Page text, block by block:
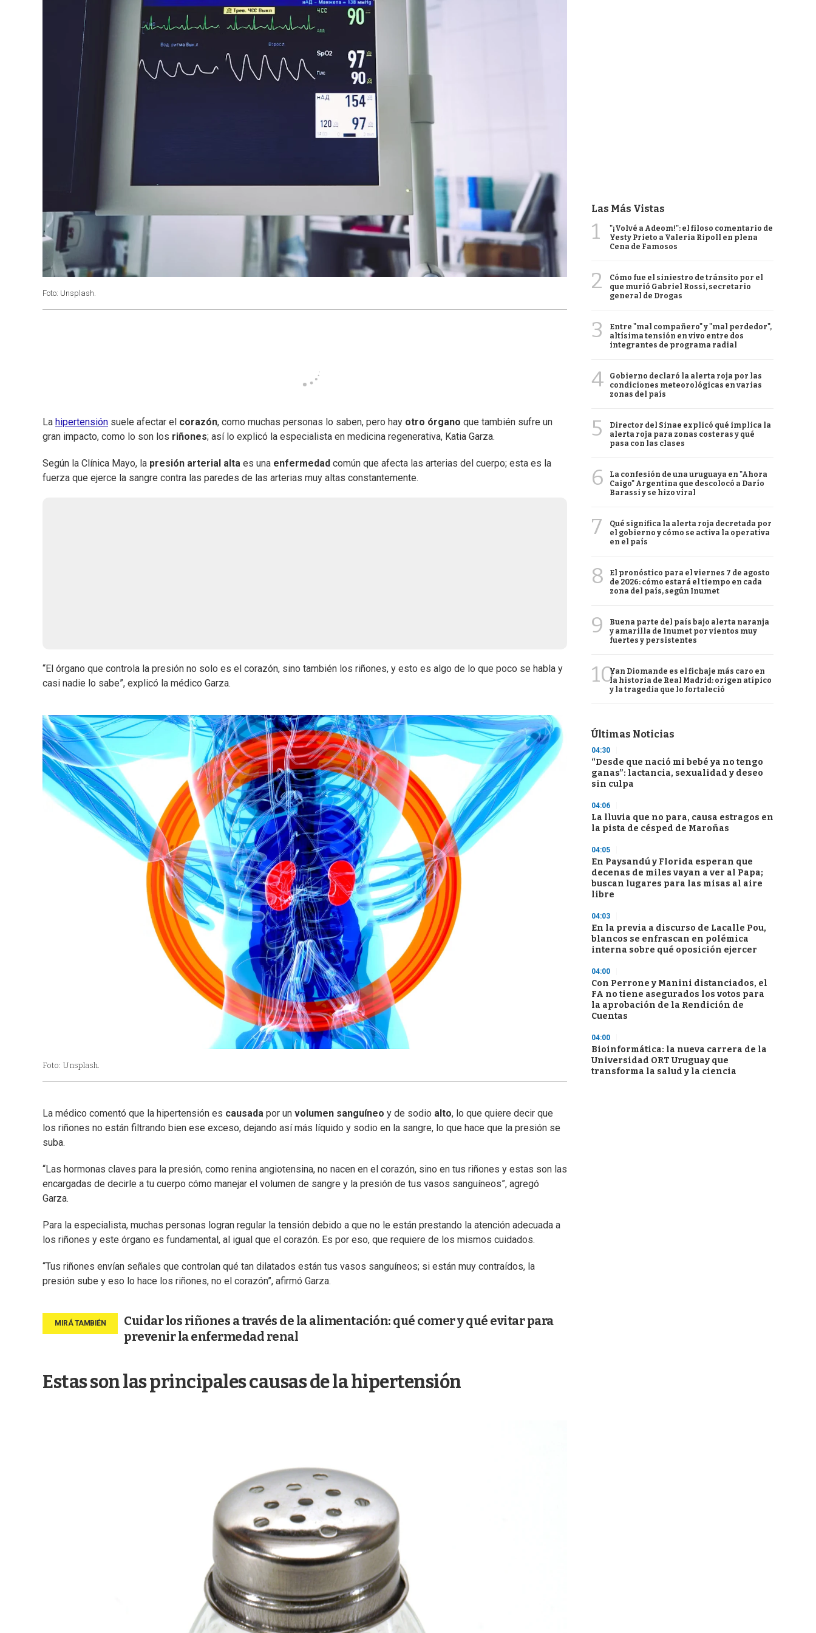
Foto: Unsplash.
La hipertensión suele afectar el corazón, como muchas personas lo saben, pero hay otro órgano que también sufre un
gran impacto, como lo son los riñones; así lo explicó la especialista en medicina regenerativa, Katia Garza.
Según la Clínica Mayo, la presión arterial alta es una enfermedad común que afecta las arterias del cuerpo; esta es la
fuerza que ejerce la sangre contra las paredes de las arterias muy altas constantemente.
“El órgano que controla la presión no solo es el corazón, sino también los riñones, y esto es algo de lo que poco se habla y
casi nadie lo sabe”, explicó la médico Garza.
Foto: Unsplash.
La médico comentó que la hipertensión es causada por un volumen sanguíneo y de sodio alto, lo que quiere decir que
los riñones no están filtrando bien ese exceso, dejando así más líquido y sodio en la sangre, lo que hace que la presión se
suba.
“Las hormonas claves para la presión, como renina angiotensina, no nacen en el corazón, sino en tus riñones y estas son las
encargadas de decirle a tu cuerpo cómo manejar el volumen de sangre y la presión de tus vasos sanguíneos”, agregó
Garza.
Para la especialista, muchas personas logran regular la tensión debido a que no le están prestando la atención adecuada a
los riñones y este órgano es fundamental, al igual que el corazón. Es por eso, que requiere de los mismos cuidados.
“Tus riñones envían señales que controlan qué tan dilatados están tus vasos sanguíneos; si están muy contraídos, la
presión sube y eso lo hace los riñones, no el corazón”, afirmó Garza.
Cuidar los riñones a través de la alimentación: qué comer y qué evitar para
prevenir la enfermedad renal
Estas son las principales causas de la hipertensión
Las Más Vistas
1
"¡Volvé a Adeom!": el filoso comentario de
Yesty Prieto a Valeria Ripoll en plena
Cena de Famosos
2
Cómo fue el siniestro de tránsito por el
que murió Gabriel Rossi, secretario
general de Drogas
3
Entre "mal compañero" y "mal perdedor",
altísima tensión en vivo entre dos
integrantes de programa radial
4
Gobierno declaró la alerta roja por las
condiciones meteorológicas en varias
zonas del país
5
Director del Sinae explicó qué implica la
alerta roja para zonas costeras y qué
pasa con las clases
6
La confesión de una uruguaya en "Ahora
Caigo" Argentina que descolocó a Darío
Barassi y se hizo viral
7
Qué significa la alerta roja decretada por
el gobierno y cómo se activa la operativa
en el país
8
El pronóstico para el viernes 7 de agosto
de 2026: cómo estará el tiempo en cada
zona del país, según Inumet
9
Buena parte del país bajo alerta naranja
y amarilla de Inumet por vientos muy
fuertes y persistentes
10Yan Diomande es el fichaje más caro en
la historia de Real Madrid: origen atípico
y la tragedia que lo fortaleció
Últimas Noticias
04:30
“Desde que nació mi bebé ya no tengo
ganas”: lactancia, sexualidad y deseo
sin culpa
04:06
La lluvia que no para, causa estragos en
la pista de césped de Maroñas
04:05
En Paysandú y Florida esperan que
decenas de miles vayan a ver al Papa;
buscan lugares para las misas al aire
libre
04:03
En la previa a discurso de Lacalle Pou,
blancos se enfrascan en polémica
interna sobre qué oposición ejercer
04:00
Con Perrone y Manini distanciados, el
FA no tiene asegurados los votos para
la aprobación de la Rendición de
Cuentas
04:00
Bioinformática: la nueva carrera de la
Universidad ORT Uruguay que
transforma la salud y la ciencia